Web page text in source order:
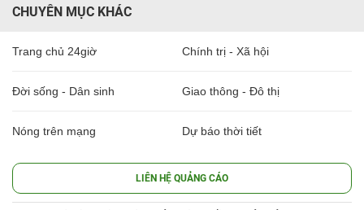
CHUYÊN MỤC KHÁC
Trang chủ 24giờ Chính trị - Xã hội
Đời sống - Dân sinh Giao thông - Đô thị
Nóng trên mạng Dự báo thời tiết
LIÊN HỆ QUẢNG CÁO